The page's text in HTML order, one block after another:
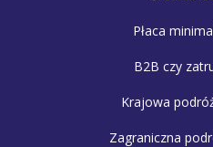
Płaca
B2B czy
Krajowa
Zagraniczna